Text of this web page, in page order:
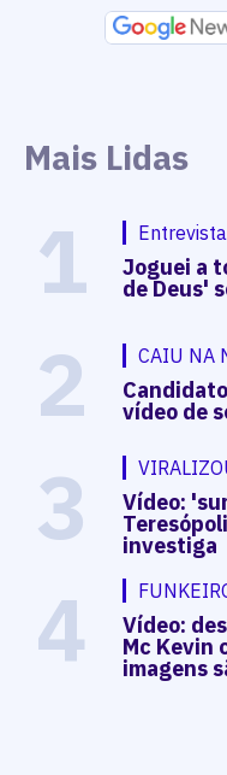
Mais Lidas
1 Entrevista
Joguei a
de Deus'
2 CAIU NA
vídeo de
3 Vídeo:
investiga
4 Vídeo:
Mc Kevin
imagens